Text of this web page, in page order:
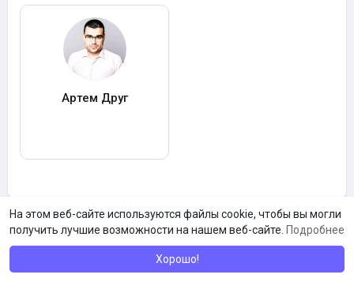
На этом веб-сайте используются файлы cookie, чтобы вы могли
получить лучшие возможности на нашем веб-сайте. Подробнее
Хорошо!
Артем Друг